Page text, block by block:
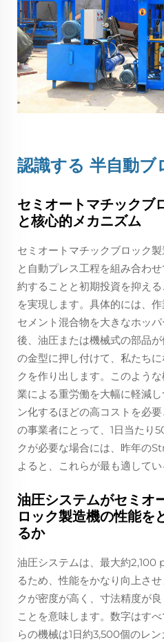
認識する 半自動ブ
セミオートマチックブ
と核心的メカニズム
セミオートマチックブロック
と自動プレス工程を組み合わ
約することと初期投資を抑え
を実現します。具体的には、
セメント混合物を大きなホッ
後、油圧または機械式の部品
の金型に押し付けて、私たち
クを作り出します。このよう
業による重労働を大幅に軽減
ン化するほどの高コストを必
の事業者にとって、1日当たり
クが必要な場合には、昨年の
よると、これらが最も適してい
油圧システムがセミオ
ロック製造機の性能を
るか
油圧システムは、最大約2,100
るため、性能をかなり向上さ
クが密度が高く、寸法精度が
ことを意味します。数字はす
らの機械は1日約3,500個のレ